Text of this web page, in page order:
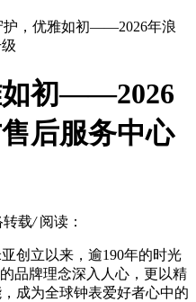
护，优雅如初——2026年浪
如初——2026
后服务中心
转载/ 阅读：
创立以来，逾190年的时光
品牌理念深入人心，更以精
成为全球钟表爱好者心中的